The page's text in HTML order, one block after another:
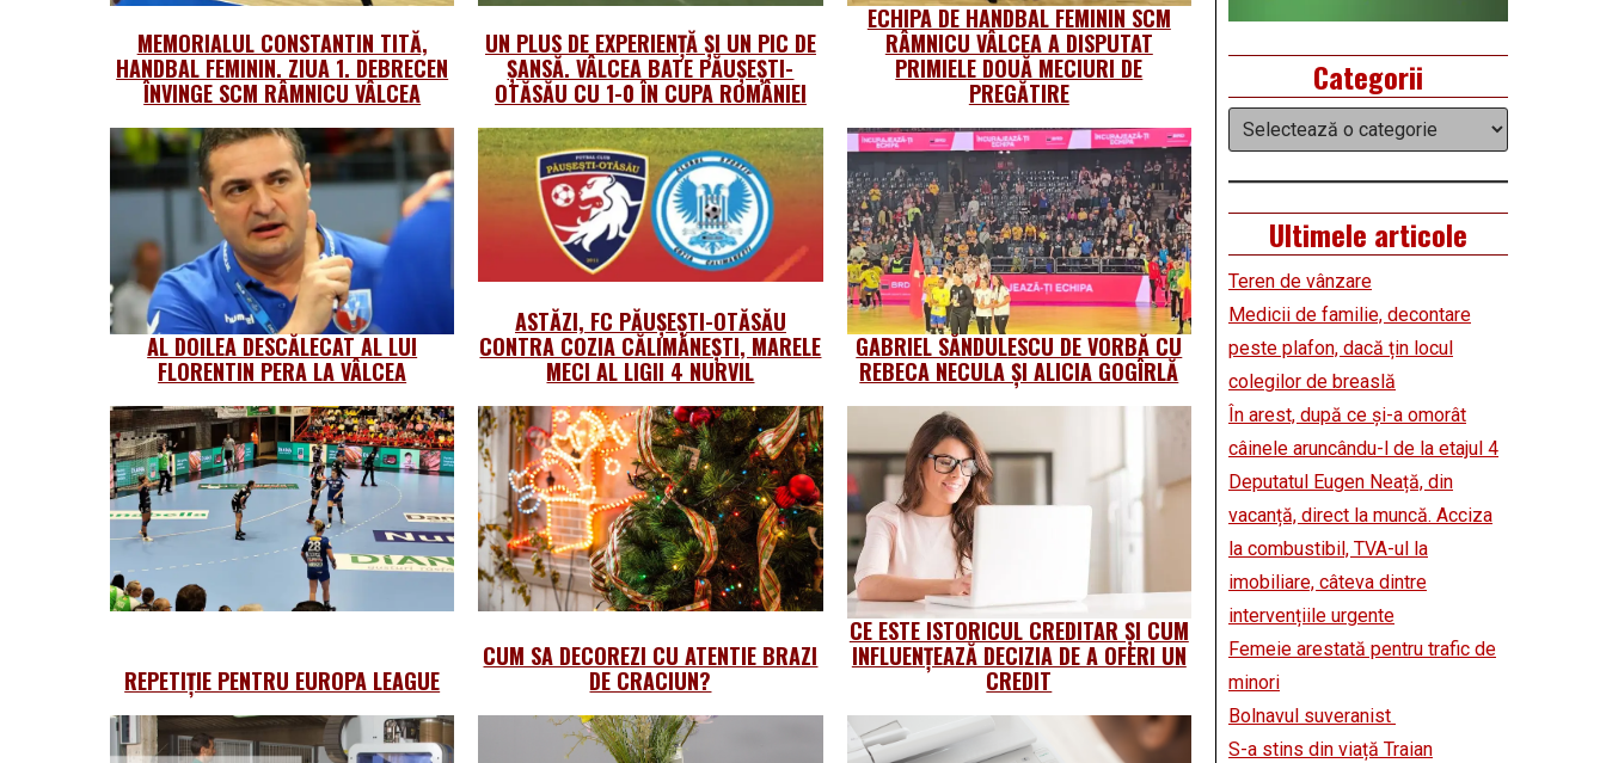
MEMORIALUL CONSTANTIN TITĂ,
HANDBAL FEMININ. ZIUA 1. DEBRECEN
ÎNVINGE SCM RÂMNICU VÂLCEA
UN PLUS DE EXPERIENȚĂ ȘI UN PIC DE
ȘANSĂ. VÂLCEA BATE PĂUȘEȘTI-
OTĂSĂU CU 1-0 ÎN CUPA ROMÂNIEI
ECHIPA DE HANDBAL FEMININ SCM
RÂMNICU VÂLCEA A DISPUTAT
PRIMIELE DOUĂ MECIURI DE
PREGĂTIRE
AL DOILEA DESCĂLECAT AL LUI
FLORENTIN PERA LA VÂLCEA
ASTĂZI, FC PĂUȘEȘTI-OTĂSĂU
CONTRA COZIA CĂLIMĂNEȘTI, MARELE
MECI AL LIGII 4 NURVIL
GABRIEL SĂNDULESCU DE VORBĂ CU
REBECA NECULA ȘI ALICIA GOGÎRLĂ
REPETIȚIE PENTRU EUROPA LEAGUE
CUM SA DECOREZI CU ATENTIE BRAZI
DE CRACIUN?
CE ESTE ISTORICUL CREDITAR ȘI CUM
INFLUENȚEAZĂ DECIZIA DE A OFERI UN
CREDIT
Categorii
Categorii
Ultimele articole
Teren de vânzare
Medicii de familie, decontare
peste plafon, dacă țin locul
colegilor de breaslă
În arest, după ce și-a omorât
câinele aruncându-l de la etajul 4
Deputatul Eugen Neață, din
vacanță, direct la muncă. Acciza
la combustibil, TVA-ul la
imobiliare, câteva dintre
intervențiile urgente
Femeie arestată pentru trafic de
minori
Bolnavul suveranist
S-a stins din viață Traian